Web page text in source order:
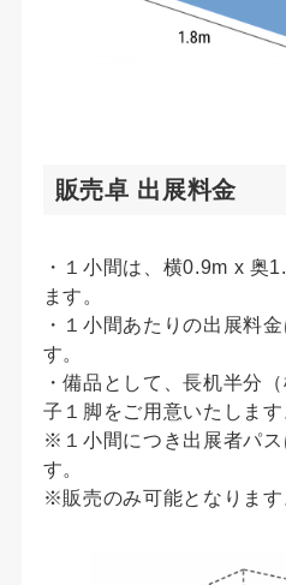
販売卓 出展料金
・１小間は、横0.9m x 奥
ます。
・１小間あたりの出展料
す。
・備品として、長机半分
子１脚をご用意いたします
※１小間につき出展者パス
す。
※販売のみ可能となります